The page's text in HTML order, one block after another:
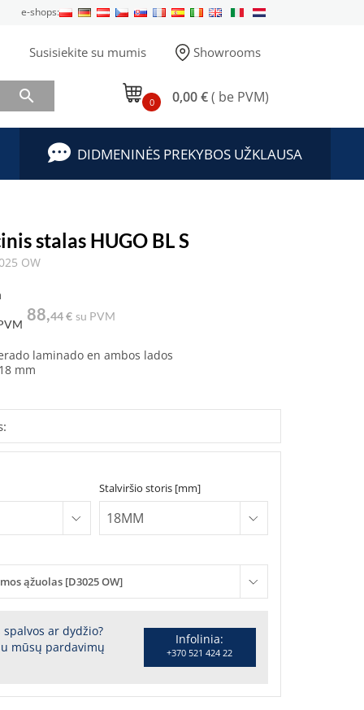
e-shops:
Susisiekite su mumis Showrooms
 0 0,00 €( be PVM)
DIDMENINĖS PREKYBOS UŽKLAUSA
stalas HUGO BL S
OW
88,44 € su PVM
laminado en ambos lados
mm
ąžuolas [D3025 OW]
spalvos ar dydžio?
mūsų pardavimų
Infolinia:
+370 521 424 22
Stalviršio storis [mm]